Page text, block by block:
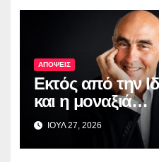
ΑΠΟΨΕΙΣ
Εκτός από την
και η μοναξιά…
ΙΟΥΛ 27, 2026